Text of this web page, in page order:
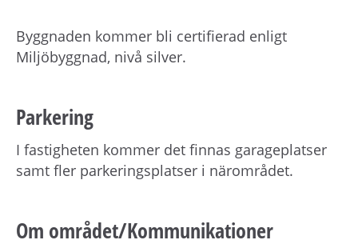
Byggnaden kommer bli certifierad enligt
Miljöbyggnad, nivå silver.
Parkering
I fastigheten kommer det finnas garageplatser
samt fler parkeringsplatser i närområdet.
Om området/Kommunikationer